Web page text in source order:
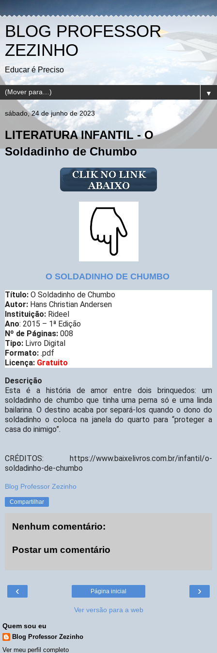
BLOG PROFESSOR
ZEZINHO
Educar é Preciso
▼
sábado, 24 de junho de 2023
LITERATURA INFANTIL - O
Soldadinho de Chumbo
O SOLDADINHO DE CHUMBO
Título: O Soldadinho de Chumbo
Autor: Hans Christian Andersen
Instituição: Rideel
Ano: 2015 – 1ª Edição
Nº de Páginas: 008
Tipo: Livro Digital
Formato: .pdf
Licença: Gratuito
Descrição
Esta é a história de amor entre dois brinquedos: um
soldadinho de chumbo que tinha uma perna só e uma linda
bailarina. O destino acaba por separá-los quando o dono do
soldadinho o coloca na janela do quarto para “proteger a
casa do inimigo”.
CRÉDITOS:
https://www.baixelivros.com.br/infantil/o-
soldadinho-de-chumbo
Blog Professor Zezinho
Compartilhar
Nenhum comentário:
Postar um comentário
‹ ›
Página inicial
Ver versão para a web
Quem sou eu
Blog Professor Zezinho
Ver meu perfil completo